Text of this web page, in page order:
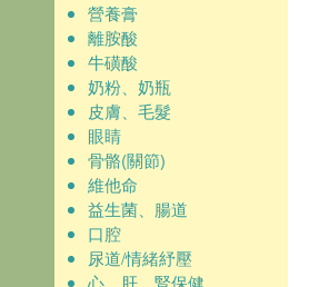
營養膏
離胺酸
牛磺酸
奶粉、奶瓶
皮膚、毛髮
眼睛
骨骼(關節)
維他命
益生菌、腸道
口腔
尿道/情緒紓壓
心、肝、腎保健